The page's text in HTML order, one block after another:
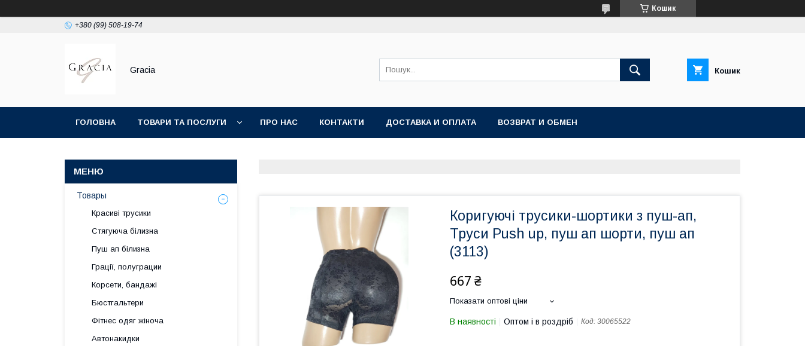
Кошик
+380 (99) 508-19-74
Gracia Кошик
ГОЛОВНА ТОВАРИ ТА ПОСЛУГИ ПРО НАС КОНТАКТИ ДОСТАВКА И ОПЛАТА ВОЗВРАТ И ОБМЕН
Коригуючі трусики-шортики з пуш-ап,
Труси Push up, пуш ап шорти, пуш ап
(3113)
667 ₴
Показати оптові ціни
В наявності Оптом і в роздріб Код: 30065522
Товары
Красиві трусики
Стягуюча білизна
Пуш ап білизна
Грації, полуграции
Корсети, бандажі
Бюстгальтери
Фітнес одяг жіноча
Автонакидки